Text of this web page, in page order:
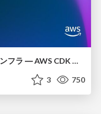
ソフトウェア設計に溶けるインフラ ― AWS CDK のインフラ認識論
3 750